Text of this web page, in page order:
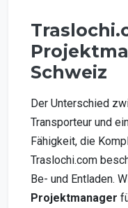
Schweiz
Der Unterschied
Transporteur und
Fähigkeit, die
Traslochi.com
Be- und Entladen.
Projektmanager